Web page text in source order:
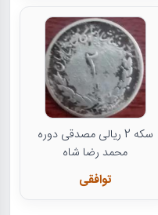
سکه 2 ریالی مصدقی دوره
محمد رضا شاه
توافقی